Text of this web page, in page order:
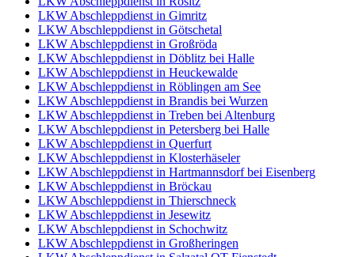
LKW Abschleppdienst in Gimritz
LKW Abschleppdienst in Götschetal
LKW Abschleppdienst in Großröda
LKW Abschleppdienst in Döblitz bei Halle
LKW Abschleppdienst in Heuckewalde
LKW Abschleppdienst in Röblingen am See
LKW Abschleppdienst in Brandis bei Wurzen
LKW Abschleppdienst in Treben bei Altenburg
LKW Abschleppdienst in Petersberg bei Halle
LKW Abschleppdienst in Querfurt
LKW Abschleppdienst in Klosterhäseler
LKW Abschleppdienst in Hartmannsdorf bei Eisenberg
LKW Abschleppdienst in Bröckau
LKW Abschleppdienst in Thierschneck
LKW Abschleppdienst in Jesewitz
LKW Abschleppdienst in Schochwitz
LKW Abschleppdienst in Großheringen